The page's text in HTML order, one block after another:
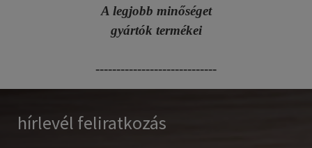
A legjobb minőséget
gyártók termékei
-----------------------------
hírlevél feliratkozás